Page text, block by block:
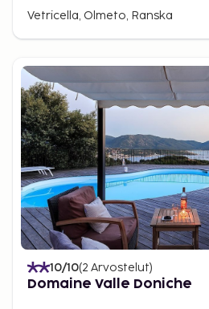
Vetricella, Olmeto, Ranska
10/10(2 Arvostelut)
Domaine Valle Doniche